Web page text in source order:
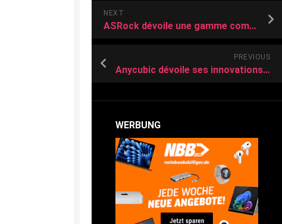
NEXT
ASRock dévoile une gamme complète de cartes mères AMD B850
PREVIOUS
Anycubic dévoile ses innovations en matière de FDM et de résine au salon Formnext 2025
WERBUNG